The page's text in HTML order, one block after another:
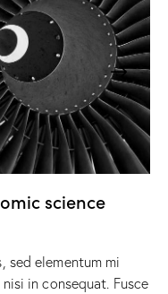
science
sed elementum mi
in consequat. Fusce